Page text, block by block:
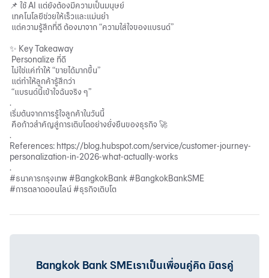
📌 ใช้ AI แต่ยังต้องมีความเป็นมนุษย์
เทคโนโลยีช่วยให้เร็วและแม่นยำ
แต่ความรู้สึกที่ดี ต้องมาจาก “ความใส่ใจของแบรนด์”
✨ Key Takeaway
Personalize ที่ดี
ไม่ใช่แค่ทำให้ “ขายได้มากขึ้น”
แต่ทำให้ลูกค้ารู้สึกว่า
“แบรนด์นี้เข้าใจฉันจริง ๆ”
.
เริ่มต้นจากการรู้ใจลูกค้าในวันนี้
คือก้าวสำคัญสู่การเติบโตอย่างยั่งยืนของธุรกิจ 🚀
.
References: https://blog.hubspot.com/service/customer-journey-
personalization-in-2026-what-actually-works
.
#ธนาคารกรุงเทพ #BangkokBank #BangkokBankSME
#การตลาดออนไลน์ #ธุรกิจเติบโต
Bangkok Bank SMEเราเป็นเพื่อนคู่คิด มิตรคู่